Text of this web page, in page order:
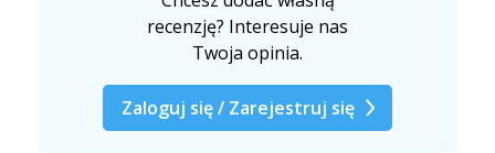
recenzję? Interesuje nas
Twoja opinia.
Zaloguj się / Zarejestruj się